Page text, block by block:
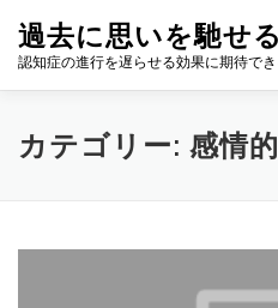
過去に思いを馳せ
認知症の進行を遅らせる効果に期待で
カテゴリー: 感情的